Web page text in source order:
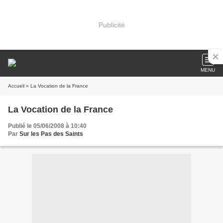
Publicité
MENU
Accueil » La Vocation de la France
La Vocation de la France
Publié le 05/06/2008 à 10:40
Par Sur les Pas des Saints